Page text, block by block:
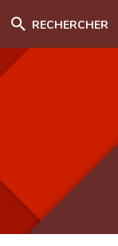
RECHERCHER